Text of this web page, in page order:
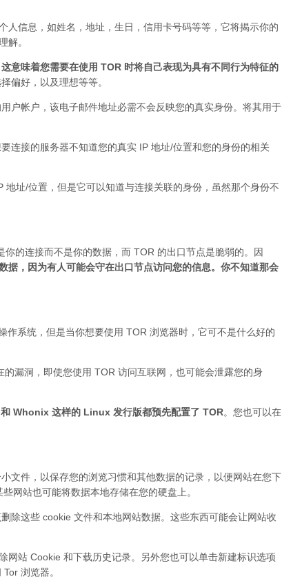
人信息，如姓名，地址，生日，信用卡号码等等，它将揭示你的
解。
这意味着您需要在使用 TOR 时将自己表现为具有不同行为特征的
偏好，以及理想等等。
户帐户，该电子邮件地址必需不会反映您的真实身份。将其用于
连接的服务器不知道您的真实 IP 地址/位置和您的身份的相关
址/位置，但是它可以知道与连接关联的身份，虽然那个身份不
的连接而不是你的数据，而 TOR 的出口节点是脆弱的。因
据，因为有人可能会守在出口节点访问您的信息。你不知道那会
作系统，但是当你想要使用 TOR 浏览器时，它可不是什么好的
漏洞，即使您使用 TOR 访问互联网，也可能会泄露您的身
Whonix 这样的 Linux 发行版都预先配置了 TOR。您也可以在
文件，以保存您的浏览习惯和其他数据的记录，以便网站在您下
网站也可能将数据本地存储在您的硬盘上。
除这些 cookie 文件和本地网站数据。这些东西可能会让网站收
网站 Cookie 和下载历史记录。另外您也可以单击新建标识选项
浏览器。